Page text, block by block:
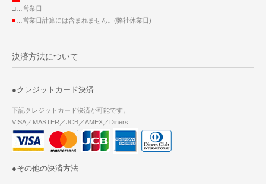
□…営業日
■ …営業日計算には含まれません。(弊社休業日)
決済方法について
●クレジットカード決済
下記クレジットカード決済が可能です。
VISA／MASTER／JCB／AMEX／Diners
●その他の決済方法